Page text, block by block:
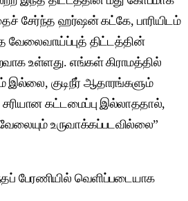
சேர்ந்த ஹர்ஷன் கட்கே, பாரியிடம்
வேலைவாய்ப்புத் திட்டத்தின்
உள்ளது. எங்கள் கிராமத்தில்
இல்லை, குடிநீர் ஆதாரங்களும்
சரியான கட்டமைப்பு இல்லாததால்,
உருவாக்கப்படவில்லை”
பேரணியில் வெளிப்படையாக